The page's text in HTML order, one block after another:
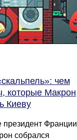
чем
которые Макрон
Киеву
президент Франции
собрался